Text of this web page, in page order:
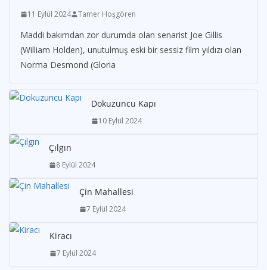
11 Eylül 2024 Tamer Hoşgören
Maddi bakımdan zor durumda olan senarist Joe Gillis
(William Holden), unutulmuş eski bir sessiz film yıldızı olan
Norma Desmond (Gloria
Dokuzuncu Kapı
10 Eylül 2024
Çılgın
8 Eylül 2024
Çin Mahallesi
7 Eylül 2024
Kiracı
7 Eylül 2024